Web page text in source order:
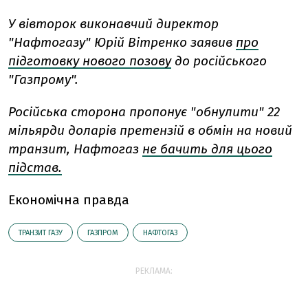
У вівторок виконавчий директор
"Нафтогазу" Юрій Вітренко заявив про
підготовку нового позовудо російського
"Газпрому".
Російська сторона пропонує "обнулити" 22
мільярди доларів претензій в обмін на новий
транзит, Нафтогаз не бачить для цього
підстав.
Економічна правда
ТРАНЗИТ ГАЗУ ГАЗПРОМ НАФТОГАЗ
РЕКЛАМА: